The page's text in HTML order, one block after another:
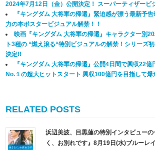
2024年7月12日（金）公開決定！ スーパーティザービ
『キングダム 大将軍の帰還』緊迫感が漂う最新予
力の本ポスタービジュアル解禁！！
映画『キングダム 大将軍の帰還』キャラクター別
ト3種の “燃え滾る“特別ビジュアルの解禁！シリーズ
決定!!
『キングダム 大将軍の帰還』公開4日間で興収22
No.１の超大ヒットスタート 興収100億円を目指して爆
RELATED POSTS
浜辺美波、目黒蓮の特別インタビュー
く、お別れです』8月19日(水)ブルーレ